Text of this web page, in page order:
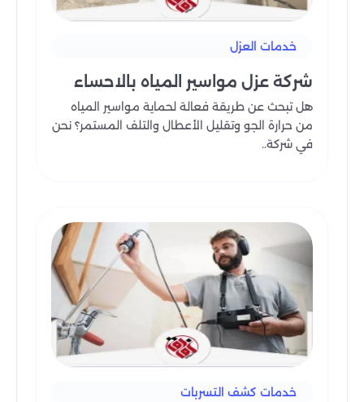
خدمات العزل
شركة عزل مواسير المياه بالاحساء
هل تبحث عن طريقة فعالة لحماية مواسير المياه
من حرارة الجو وتقليل الأعطال والتلف المستمر؟ نحن
في شركة..
خدمات كشف التسربات